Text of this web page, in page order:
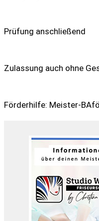
Prüfung anschließend
Zulassung auch ohne
Förderhilfe: Meister-